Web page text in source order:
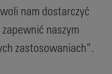
nam dostarczyć
naszym
zastosowaniach”.